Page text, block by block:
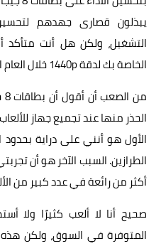
يبذلون قصارى جهدهم
التشغيل، ولكن هل أنت
الخاصة بك لدقة 1440p خلال العام القادم أو العام الذي يليه؟
الحذر منها عند تجميع جهاز
الأول هو أنني على دراية بحدود
أكثر من رائعة في عدد كبير من
صحيح أنا لا ألعب كثيرًا ولا
المتوفرة في السوق، ولكن